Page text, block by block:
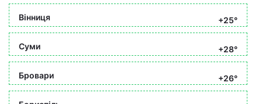
Вінниця +25°
Суми +28°
Бровари +26°